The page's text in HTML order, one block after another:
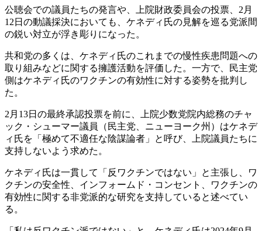
公聴会での議員たちの発言や、上院財政委員会の投票、2月
12日の動議採決においても、ケネディ氏の見解を巡る党派間
の鋭い対立が浮き彫りになった。
共和党の多くは、ケネディ氏のこれまでの慢性疾患問題への
取り組みなどに関する擁護活動を評価した。一方で、民主党
側はケネディ氏のワクチンの有効性に対する姿勢を批判し
た。
2月13日の最終承認投票を前に、上院少数党院内総務のチャ
ック・シューマー議員（民主党、ニューヨーク州）はケネデ
ィ氏を「極めて不適任な陰謀論者」と呼び、上院議員たちに
支持しないよう求めた。
ケネディ氏は一貫して「反ワクチンではない」と主張し、ワ
クチンの安全性、インフォームド・コンセント、ワクチンの
有効性に関する非党派的な研究を支持していると述べてい
る。